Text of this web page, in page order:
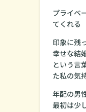
プライベ
てくれる
印象に残
幸せな結
という言
た私の気
年配の男
最初は少